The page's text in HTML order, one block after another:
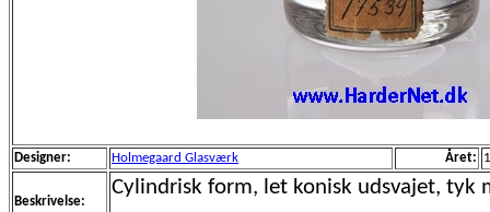
Designer: Holmegaard Glasværk Året:
Beskrivelse:
Cylindrisk form, let konisk udsvajet, tyk